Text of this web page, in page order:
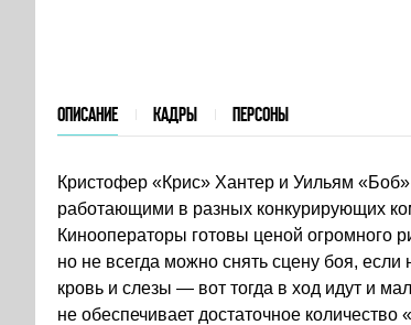
ОПИСАНИЕ КАДРЫ ПЕРСОНЫ
Кристофер «Крис» Хантер и Уильям
работающими в разных конкурирующих
Кинооператоры готовы ценой огромного
но не всегда можно снять сцену боя,
кровь и слезы — вот тогда в ход идут и
не обеспечивает достаточное количество